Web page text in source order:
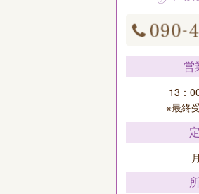
営
13：
※最終